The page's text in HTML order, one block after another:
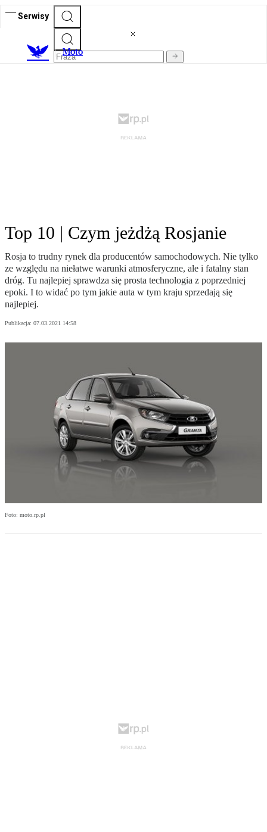
Serwisy
Moto
Top 10 | Czym jeżdżą Rosjanie
Rosja to trudny rynek dla producentów samochodowych. Nie tylko
ze względu na niełatwe warunki atmosferyczne, ale i fatalny stan
dróg. Tu najlepiej sprawdza się prosta technologia z poprzedniej
epoki. I to widać po tym jakie auta w tym kraju sprzedają się
najlepiej.
Publikacja: 07.03.2021 14:58
Foto: moto.rp.pl